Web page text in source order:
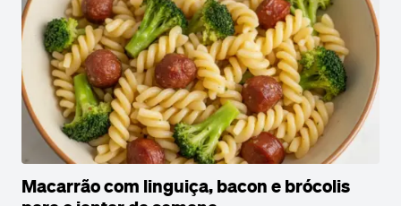
Macarrão com linguiça, bacon e brócolis